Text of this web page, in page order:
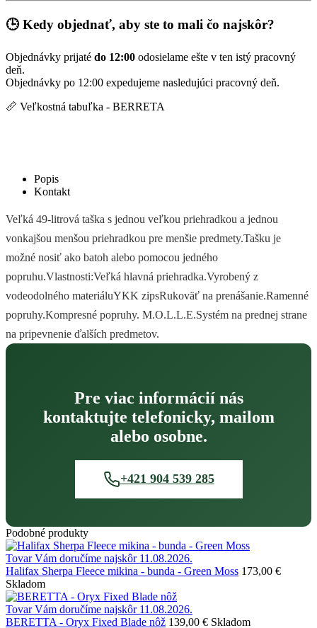
🕒 Kedy objednať, aby ste to mali čo najskôr?
Objednávky prijaté do 12:00 odosielame ešte v ten istý pracovný
deň.
Objednávky po 12:00 expedujeme nasledujúci pracovný deň.
📏 Veľkostná tabuľka - BERRETA
Popis
Kontakt
Veľká 49-litrová taška s jednou veľkou priehradkou a jednou
vonkajšou menšou priehradkou pre menšie predmety.Tašku je
možné nosiť ako batoh alebo pomocou jedného
popruhu.Vlastnosti:Veľká hlavná priehradka.Vyrobený z
vodeodolného materiáluYKK zipsRukoväť na prenášanie.Ramenné
popruhy.Kompresné popruhy. M.O.L.L.E.Systém na prednej strane
na pripevnenie ďalších predmetov.
Pre viac informácií nás
kontaktujte telefonicky, mailom
alebo osobne.
+421 904 539 285
Podobné produkty
Tovar Vám doručíme najskôr 11.08.2026.
Halifax Sherpa Fleece mikina - bunda - Green Moss 173,00 €
Skladom
Tovar Vám doručíme najskôr 11.08.2026.
BERETTA - Oryx Fixed Blade nôž 139,00 € Skladom